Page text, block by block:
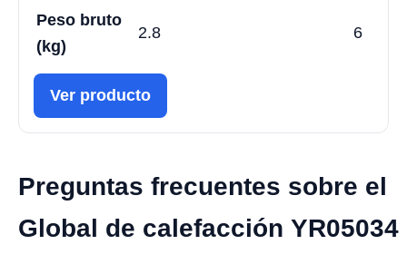
Peso bruto
(kg)
2.8 6
Ver producto
Preguntas frecuentes sobre el
Global de calefacción YR05034